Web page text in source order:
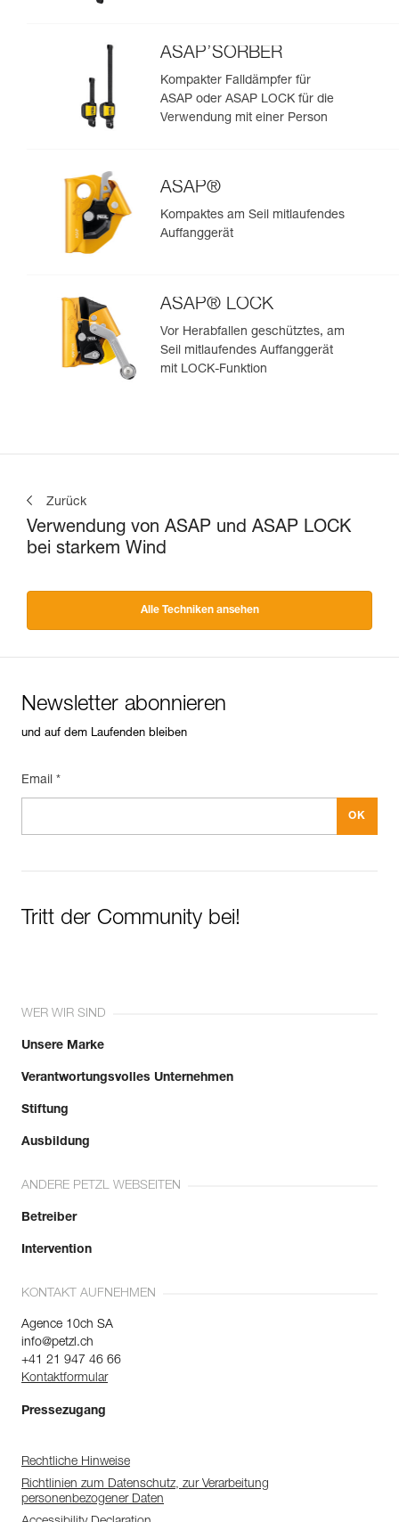
ASAP’SORBER
Kompakter Falldämpfer für
ASAP oder ASAP LOCK für die
Verwendung mit einer Person
ASAP®
Kompaktes am Seil mitlaufendes
Auffanggerät
ASAP® LOCK
Vor Herabfallen geschütztes, am
Seil mitlaufendes Auffanggerät
mit LOCK-Funktion
Zurück
Verwendung von ASAP und ASAP LOCK
bei starkem Wind
Alle Techniken ansehen
Newsletter abonnieren
und auf dem Laufenden bleiben
Email *
Tritt der Community bei!
WER WIR SIND
Unsere Marke
Verantwortungsvolles Unternehmen
Stiftung
Ausbildung
ANDERE PETZL WEBSEITEN
Betreiber
Intervention
KONTAKT AUFNEHMEN
Agence 10ch SA
info@petzl.ch
+41 21 947 46 66
Kontaktformular
Pressezugang
Rechtliche Hinweise
Richtlinien zum Datenschutz, zur Verarbeitung
personenbezogener Daten